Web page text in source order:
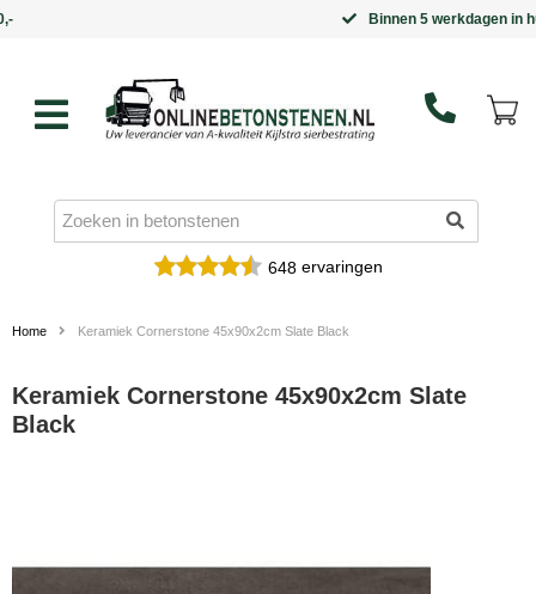
Binnen 5 werkdagen in huis
648ervaringen
Home Keramiek Cornerstone 45x90x2cm Slate Black
Keramiek Cornerstone 45x90x2cm Slate
Black